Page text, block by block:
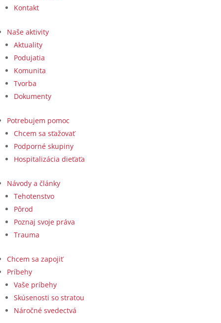
Kontakt
Naše aktivity
Aktuality
Podujatia
Komunita
Tvorba
Dokumenty
Potrebujem pomoc
Chcem sa sťažovať
Podporné skupiny
Hospitalizácia dieťaťa
Návody a články
Tehotenstvo
Pôrod
Poznaj svoje práva
Trauma
Chcem sa zapojiť
Príbehy
Vaše príbehy
Skúsenosti so stratou
Náročné svedectvá